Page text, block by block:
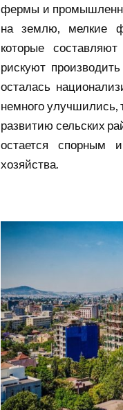
фермы и
на землю, мелкие
которые
рискуют
осталась
немного улучшились,
развитию сельских
остается спорным и
хозяйства.